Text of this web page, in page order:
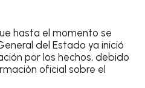
hasta el momento se
del Estado ya inició
por los hechos, debido
oficial sobre el